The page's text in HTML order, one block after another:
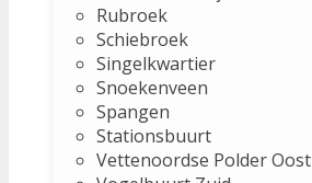
Rubroek
Schiebroek
Singelkwartier
Snoekenveen
Spangen
Stationsbuurt
Vettenoordse Polder Oost